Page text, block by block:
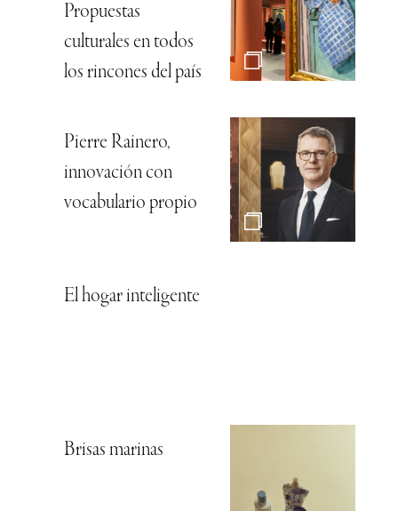
Propuestas
culturales en todos
los rincones del país
Pierre Rainero,
innovación con
vocabulario propio
El hogar inteligente
Brisas marinas